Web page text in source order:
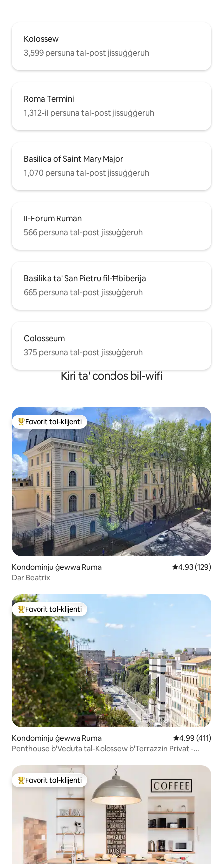
Kolossew
3,599 persuna tal-post jissuġġeruh
Roma Termini
1,312-il persuna tal-post jissuġġeruh
Basilica of Saint Mary Major
1,070 persuna tal-post jissuġġeruh
Il-Forum Ruman
566 persuna tal-post jissuġġeruh
Basilika ta' San Pietru fil-Ħbiberija
665 persuna tal-post jissuġġeruh
Colosseum
375 persuna tal-post jissuġġeruh
Kiri ta' condos bil-wifi
Wieħed mill-aqwa favoriti tal-klijenti
Favorit tal-klijenti
Kondominju ġewwa Ruma Rating medju
4.93 (129)
Dar Beatrix
Wieħed mill-aqwa favoriti tal-klijenti
Favorit tal-klijenti
Kondominju ġewwa Ruma Rating medju
4.99 (411)
Penthouse b'Veduta tal-Kolossew b'Terrazzin Privat -
Wieħed mill-aqwa favoriti tal-klijenti
Favorit tal-klijenti